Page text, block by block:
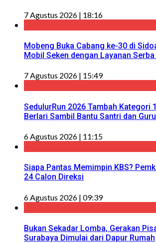
7 Agustus 2026 | 18:16
Mobeng Buka Cabang ke-30 di
Mobil Seken dengan Layanan
7 Agustus 2026 | 15:49
SedulurRun 2026 Tambah Kategori
Berlari Sambil Bantu Santri dan
6 Agustus 2026 | 11:15
Siapa Pantas Memimpin KBS?
24 Calon Direksi
6 Agustus 2026 | 09:39
Bukan Sekadar Lomba, Gerakan
Surabaya Dimulai dari Dapur Rumah